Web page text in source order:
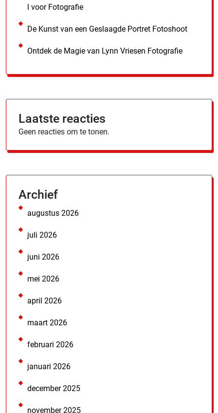
l voor Fotografie
De Kunst van een Geslaagde Portret Fotoshoot
Ontdek de Magie van Lynn Vriesen Fotografie
Laatste reacties
Geen reacties om te tonen.
Archief
augustus 2026
juli 2026
juni 2026
mei 2026
april 2026
maart 2026
februari 2026
januari 2026
december 2025
november 2025